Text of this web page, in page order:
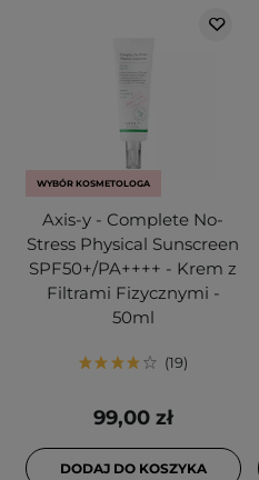
WYBÓR KOSMETOLOGA
Axis-y - Complete No-
Stress Physical Sunscreen
SPF50+/PA++++ - Krem z
Filtrami Fizycznymi -
50ml
19
99,00 zł
DODAJ DO KOSZYKA